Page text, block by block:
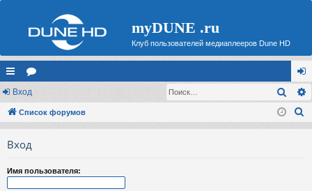
myDUNE .ru
Клуб пользователей медиаплееров Dune HD
с
ы
ор
ум
хо
д
Вход
Список форумов
Вход
Имя пользователя: